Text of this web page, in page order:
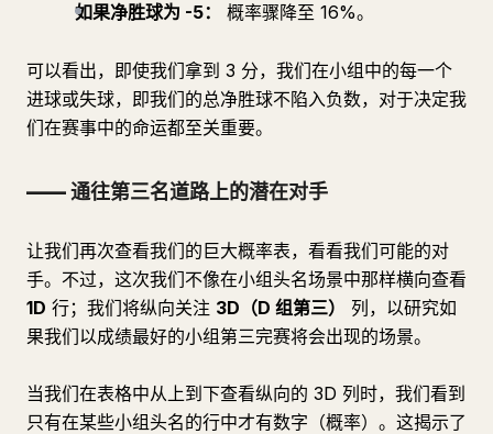
如果净胜球为 -5：
概率骤降至 16%。
可以看出，即使我们拿到 3 分，我们在小组中的每一个
进球或失球，即我们的总净胜球不陷入负数，对于决定我
们在赛事中的命运都至关重要。
—— 通往第三名道路上的潜在对手
让我们再次查看我们的巨大概率表，看看我们可能的对
手。不过，这次我们不像在小组头名场景中那样横向查看
1D 行；我们将纵向关注 3D（D 组第三）
列，以研究如
果我们以成绩最好的小组第三完赛将会出现的场景。
当我们在表格中从上到下查看纵向的 3D 列时，我们看到
只有在某些小组头名的行中才有数字（概率）。这揭示了